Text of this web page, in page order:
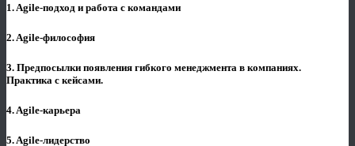
1. Agile-подход и работа с командами
2. Agile-философия
3. Предпосылки появления гибкого менеджмента в компаниях.
Практика с кейсами.
4. Agile-карьера
5. Agile-лидерство